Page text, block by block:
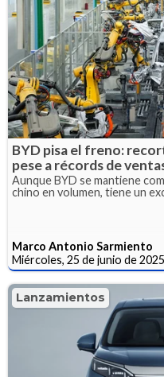
BYD pisa el freno:
pese a récords de
Aunque BYD se mantiene
chino en volumen, tiene un
Marco Antonio Sarmiento
Miércoles, 25 de junio de 2025
Lanzamientos